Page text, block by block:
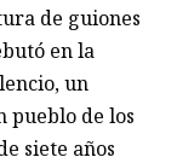
de guiones
en la
un
de los
siete años